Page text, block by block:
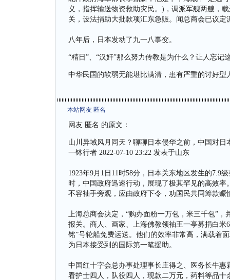
义，指挥输送物资救助灾民。)，调派军舰两艘，
关，设法捐助大批款项汇东急赈。闻总商会已议
八年后，日本发动了九一八事变。
“精日”、“汉奸”那么努力传教是为什么？让人忘记
中华民国的软弱无能堪比满清，患有严重的讨好型
本站网友 匿名
网友 匿名 的原文：
山川异域风月同天？聊聊日本侵华之前，中国对日
一钵行者 2022-07-10 23:22 发表于山东
1923年9月1日11时58分，日本关东地区发生的7.9
时，中国政府迅速行动，展现了极其罕见的高效
不容袖手旁观，应由政府下令，劝国民共同筹款赈
上海总商会决定，“购办面粉一万包，米三千包”
报关。商人、画家、上海佛教领袖王一亭募捐白米
铭”号轮船免费运送。他们的效率非常高，满载着
为日本接受到的国际第一笔援助。
中国红十字会总办事处理事长庄得之、医务长牛
看护士四人，队役四人，现款二万元，药料等品